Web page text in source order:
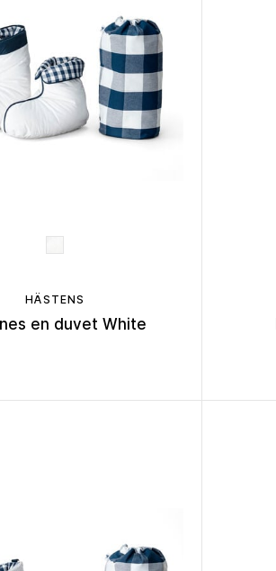
HÄSTENS
en duvet White